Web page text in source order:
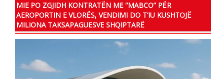
MIE PO ZGJIDH KONTRATËN ME “MABCO” PËR
AEROPORTIN E VLORËS, VENDIMI DO T’IU KUSHTOJË
MILIONA TAKSAPAGUESVE SHQIPTARË